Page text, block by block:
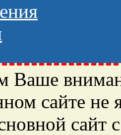
Ваше
сайте не
сайт